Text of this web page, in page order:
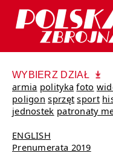
WYBIERZ DZIAŁ
armia polityka foto
poligon sprzęt sport
jednostek patronaty
ENGLISH
Prenumerata 2019